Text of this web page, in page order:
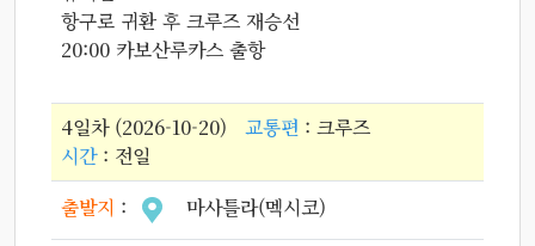
항구로 귀환 후 크루즈 재승선
20:00 카보산루카스 출항
4일차 (2026-10-20) 교통편 : 크루즈
시간: 전일
출발지 : 마사틀라(멕시코)